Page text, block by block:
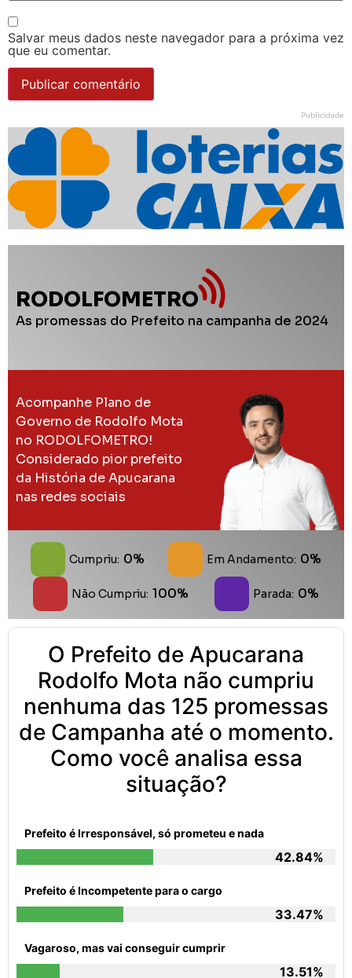
Salvar meus dados neste navegador para a próxima vez
que eu comentar.
Publicidade
RODOLFOMETRO
As promessas do Prefeito na campanha de 2024
Acompanhe Plano de
Governo de Rodolfo Mota
no RODOLFOMETRO!
Considerado pior prefeito
da História de Apucarana
nas redes sociais
Cumpriu: 0% Em Andamento: 0%
Não Cumpriu: 100% Parada: 0%
O Prefeito de Apucarana
Rodolfo Mota não cumpriu
nenhuma das 125 promessas
de Campanha até o momento.
Como você analisa essa
situação?
Prefeito é Irresponsável, só prometeu e nada
42.84%
Prefeito é Incompetente para o cargo
33.47%
Vagaroso, mas vai conseguir cumprir
13.51%